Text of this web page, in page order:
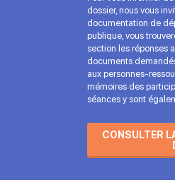
dossier, nous vous
documentation de
publique, vous
section les réponses
documents
aux personnes-
mémoires des
séances y sont
CONSULTER